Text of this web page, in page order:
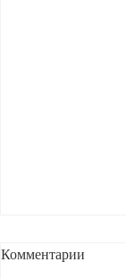
Комментарии